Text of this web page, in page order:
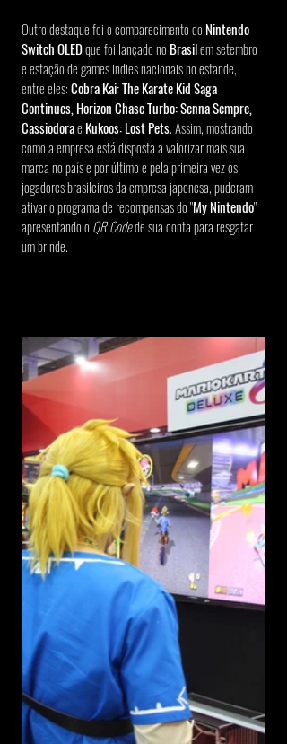
Outro destaque foi o comparecimento do Nintendo
Switch OLED que foi lançado no Brasil em setembro
e estação de games indies nacionais no estande,
entre eles: Cobra Kai: The Karate Kid Saga
Continues, Horizon Chase Turbo: Senna Sempre,
Cassiodora e Kukoos: Lost Pets. Assim, mostrando
como a empresa está disposta a valorizar mais sua
marca no país e por último e pela primeira vez os
jogadores brasileiros da empresa japonesa, puderam
ativar o programa de recompensas do "My Nintendo"
apresentando o QR Codede sua conta para resgatar
um brinde.